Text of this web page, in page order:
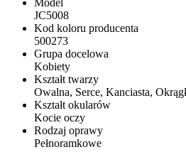
Model
JC5008
Kod koloru producenta
500273
Grupa docelowa
Kobiety
Kształt twarzy
Owalna, Serce, Kanciasta,
Kształt okularów
Kocie oczy
Rodzaj oprawy
Pełnoramkowe